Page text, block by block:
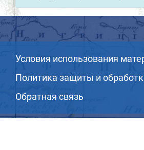
Условия использования
Политика защиты и
Обратная связь